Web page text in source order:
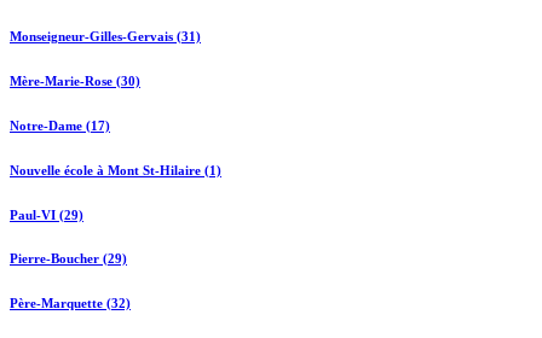
Monseigneur-Gilles-Gervais (31)
Mère-Marie-Rose (30)
Notre-Dame (17)
Nouvelle école à Mont St-Hilaire (1)
Paul-VI (29)
Pierre-Boucher (29)
Père-Marquette (32)